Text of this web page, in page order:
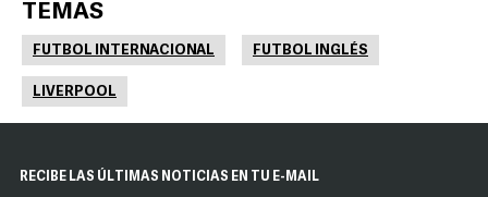
TEMAS
FUTBOL INTERNACIONAL FUTBOL INGLÉS
LIVERPOOL
RECIBE LAS ÚLTIMAS NOTICIAS EN TU E-MAIL